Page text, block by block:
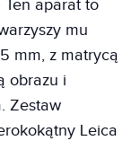
Ten aparat to
mu
mm, z matrycą
obrazu i
Zestaw
Leica